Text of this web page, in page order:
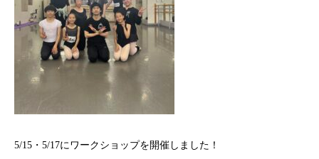
5/15・5/17にワークショップを開催しました！